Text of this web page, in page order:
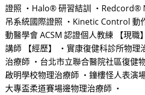
證照 ・Halo® 研習結訓 ・Redcord®
吊系統國際證照 ・Kinetic Control 動
動醫學會 ACSM 認證個人教練 【現職
講師 【經歷】 ・實康復健科診所物理
治療師 ・台北市立聯合醫院社區復健
啟明學校物理治療師 ・鐘樓怪人表演
大專盃柔道賽場邊物理治療師 ・